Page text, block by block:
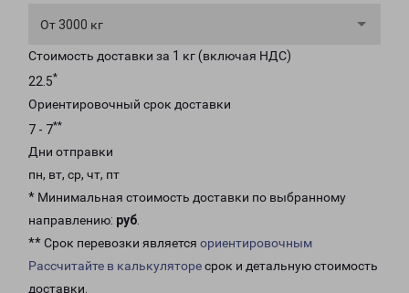
От 3000 кг
Стоимость доставки за 1 кг (включая НДС)
22.5*
Ориентировочный срок доставки
7 - 7**
Дни отправки
пн, вт, ср, чт, пт
* Минимальная стоимость доставки по выбранному
направлению: руб.
** Срок перевозки является ориентировочным
Рассчитайте в калькуляторесрок и детальную стоимость
доставки.